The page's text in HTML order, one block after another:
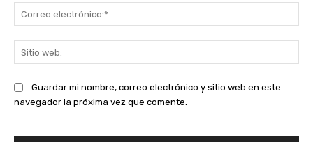
Guardar mi nombre, correo electrónico y sitio web en este
navegador la próxima vez que comente.